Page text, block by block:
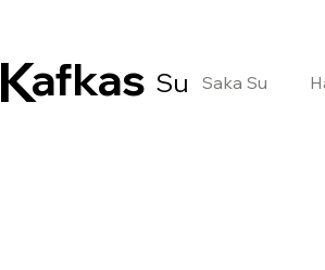
afkas
K Su Saka Su